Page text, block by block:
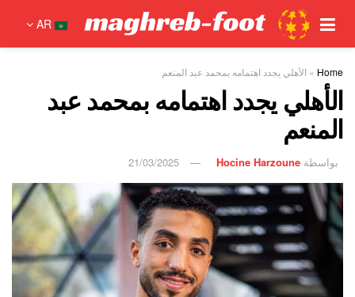
AR
Home
» الأهلي يجدد اهتمامه بمحمد عبد المنعم
الأهلي يجدد اهتمامه بمحمد عبد
المنعم
بواسطة Hocine Harzoune
21/03/2025